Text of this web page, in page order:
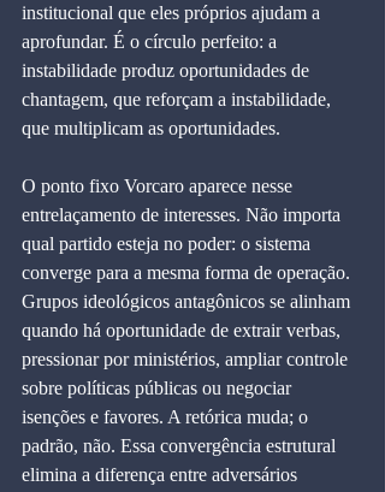
institucional que eles próprios ajudam a
aprofundar. É o círculo perfeito: a
instabilidade produz oportunidades de
chantagem, que reforçam a instabilidade,
que multiplicam as oportunidades.
O ponto fixo Vorcaro aparece nesse
entrelaçamento de interesses. Não importa
qual partido esteja no poder: o sistema
converge para a mesma forma de operação.
Grupos ideológicos antagônicos se alinham
quando há oportunidade de extrair verbas,
pressionar por ministérios, ampliar controle
sobre políticas públicas ou negociar
isenções e favores. A retórica muda; o
padrão, não. Essa convergência estrutural
elimina a diferença entre adversários